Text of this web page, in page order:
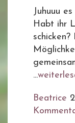
Juhuuu
Habt ihr
schicken?
...
Beatrice